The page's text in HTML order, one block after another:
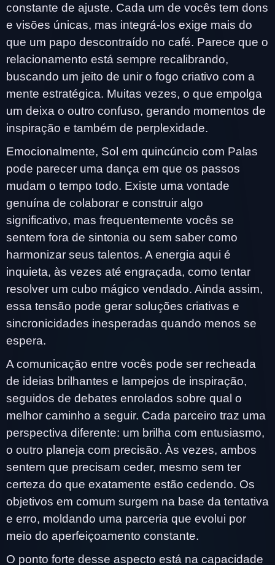
constante de ajuste. Cada um de vocês tem dons
e visões únicas, mas integrá-los exige mais do
que um papo descontraído no café. Parece que o
relacionamento está sempre recalibrando,
buscando um jeito de unir o fogo criativo com a
mente estratégica. Muitas vezes, o que empolga
um deixa o outro confuso, gerando momentos de
inspiração e também de perplexidade.
Emocionalmente, Sol em quincúncio com Palas
pode parecer uma dança em que os passos
mudam o tempo todo. Existe uma vontade
genuína de colaborar e construir algo
significativo, mas frequentemente vocês se
sentem fora de sintonia ou sem saber como
harmonizar seus talentos. A energia aqui é
inquieta, às vezes até engraçada, como tentar
resolver um cubo mágico vendado. Ainda assim,
essa tensão pode gerar soluções criativas e
sincronicidades inesperadas quando menos se
espera.
A comunicação entre vocês pode ser recheada
de ideias brilhantes e lampejos de inspiração,
seguidos de debates enrolados sobre qual o
melhor caminho a seguir. Cada parceiro traz uma
perspectiva diferente: um brilha com entusiasmo,
o outro planeja com precisão. Às vezes, ambos
sentem que precisam ceder, mesmo sem ter
certeza do que exatamente estão cedendo. Os
objetivos em comum surgem na base da tentativa
e erro, moldando uma parceria que evolui por
meio do aperfeiçoamento constante.
O ponto forte desse aspecto está na capacidade